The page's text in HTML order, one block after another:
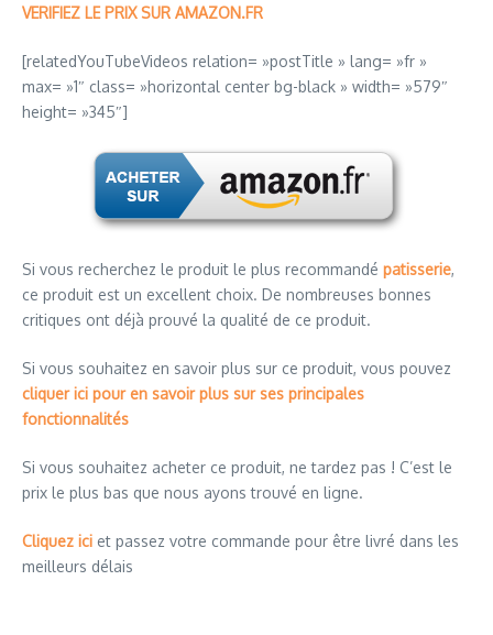
VERIFIEZ LE PRIX SUR AMAZON.FR
[relatedYouTubeVideos relation= »postTitle » lang= »fr »
max= »1″ class= »horizontal center bg-black » width= »579″
height= »345″]
Si vous recherchez le produit le plus recommandé patisserie,
ce produit est un excellent choix. De nombreuses bonnes
critiques ont déjà prouvé la qualité de ce produit.
Si vous souhaitez en savoir plus sur ce produit, vous pouvez
cliquer ici pour en savoir plus sur ses principales
fonctionnalités
Si vous souhaitez acheter ce produit, ne tardez pas ! C’est le
prix le plus bas que nous ayons trouvé en ligne.
Cliquez ici et passez votre commande pour être livré dans les
meilleurs délais